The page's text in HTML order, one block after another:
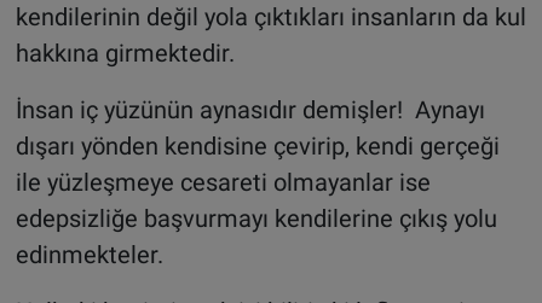
kendilerinin değil yola çıktıkları insanların da kul
hakkına girmektedir.
İnsan iç yüzünün aynasıdır demişler! Aynayı
dışarı yönden kendisine çevirip, kendi gerçeği
ile yüzleşmeye cesareti olmayanlar ise
edepsizliğe başvurmayı kendilerine çıkış yolu
edinmekteler.